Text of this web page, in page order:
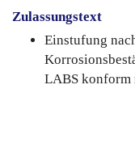
Zulassungstext
Einstufung
LABS konform